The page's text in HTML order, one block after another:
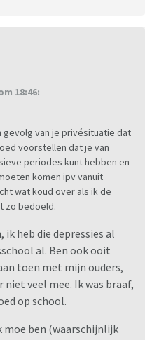
18:46:
van je privésituatie dat
voorstellen dat je van
periodes kunt hebben en
komen ipv vanuit
wat koud over als ik de
zo bedoeld.
heb die depressies al
al. Ben ook ooit
toen met mijn ouders,
niet veel mee. Ik was braaf,
op school.
moe ben (waarschijnlijk